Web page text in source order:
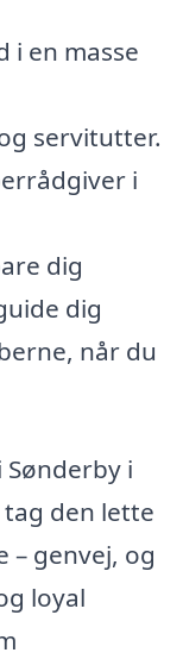
i en masse
servitutter.
i
dig
dig
når du
i
den lette
– genvej, og
loyal